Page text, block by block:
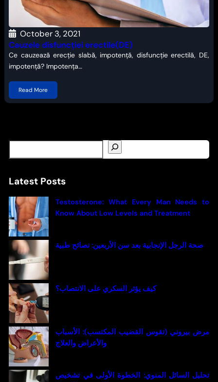
October 3, 2021
Cauzele disfuncției erectile(DE)
Ce cauzează erecție slabă, impotență, disfuncție erectilă, DE,
impotență? Impotența…
Read More
e
r
c
h
Latest Posts
Testosterone: What Every Man Needs to
Know About Low Levels and Treatment
صحة الرجل الإنجابية بعد سن الأربعين: نصائح طبية
كيف يؤثر السكري على الانتصاب؟
مرض بيروني (تقوس القضيب المكتسب): الأسباب
والأعراض والعلاج
تحليل السائل المنوي: الخطوة الأولى في تشخيص